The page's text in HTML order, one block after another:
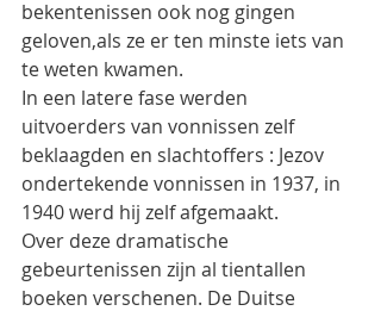
bekentenissen ook nog gingen
geloven,als ze er ten minste iets van
te weten kwamen.
In een latere fase werden
uitvoerders van vonnissen zelf
beklaagden en slachtoffers : Jezov
ondertekende vonnissen in 1937, in
1940 werd hij zelf afgemaakt.
Over deze dramatische
gebeurtenissen zijn al tientallen
boeken verschenen. De Duitse